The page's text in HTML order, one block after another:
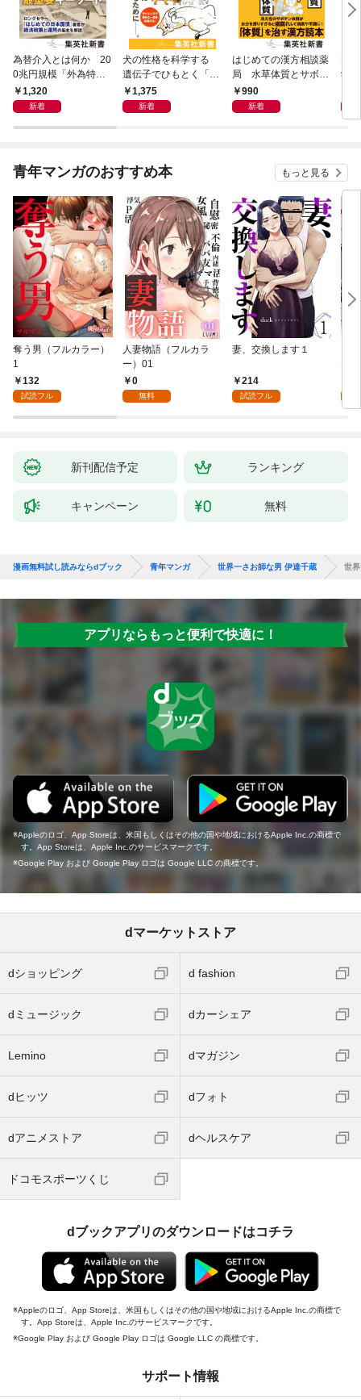
為替介入とは何か 20
0兆円規模「外為特
会」が生まれた謎
1,320
新着
犬の性格を科学する
遺伝子でひもとく「最
良の友」の進化
1,375
新着
はじめての漢方相談薬
局 水草体質とサボテ
ン体質
990
新着
学
青年マンガのおすすめ本 もっと見る
奪う男（フルカラー）
1
132
試読フル
人妻物語（フルカラ
ー）01
0
無料
妻、交換します１
214
試読フル
な
新刊配信予定 ランキング
キャンペーン 無料
漫画無料試し読みならdブック 青年マンガ 世界一さお師な男 伊達千蔵 世
アプリならもっと便利で快適に！
Appleのロゴ、App Storeは、米国もしくはその他の国や地域におけるApple Inc.の商標で
す。App Storeは、Apple Inc.のサービスマークです。
Google Play および Google Play ロゴは Google LLC の商標です。
dマーケットストア
dショッピング d fashion
dミュージック dカーシェア
Lemino dマガジン
dヒッツ dフォト
dアニメストア dヘルスケア
ドコモスポーツくじ
dブックアプリのダウンロードはコチラ
Appleのロゴ、App Storeは、米国もしくはその他の国や地域におけるApple Inc.の商標で
す。App Storeは、Apple Inc.のサービスマークです。
Google Play および Google Play ロゴは Google LLC の商標です。
サポート情報